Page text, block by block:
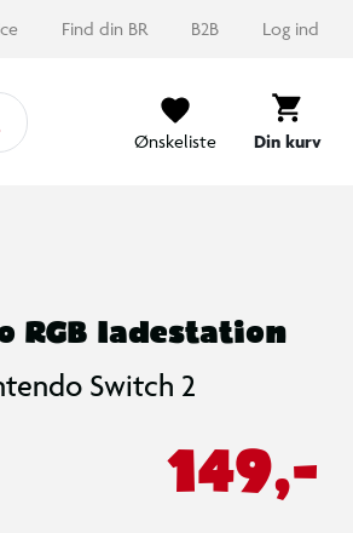
Find din BR B2B Log ind
Ønskeliste
Din kurv
RGB ladestation
Switch 2
149,-